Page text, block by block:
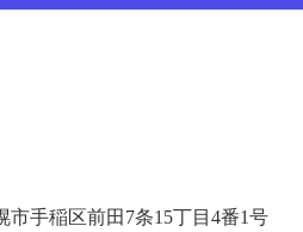
市手稲区前田7条15丁目4番1号